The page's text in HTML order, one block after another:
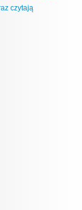
czytają